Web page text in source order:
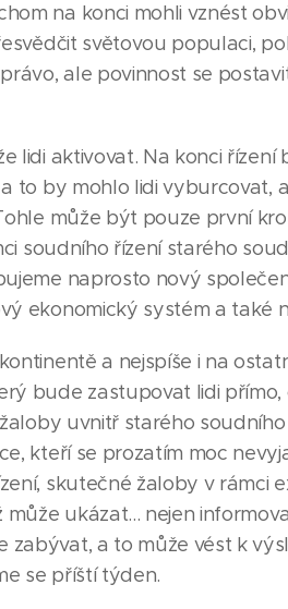
na konci mohli vznést
světovou populaci,
ale povinnost se
lidi aktivovat. Na konci řízení
to by mohlo lidi vyburcovat,
může být pouze první
soudního řízení starého
naprosto nový
ekonomický systém a také
a nejspíše i na
bude zastupovat lidi
uvnitř starého
kteří se prozatím moc
skutečné žaloby v rámci
může ukázat... nejen
zabývat, a to může vést k
se příští týden.